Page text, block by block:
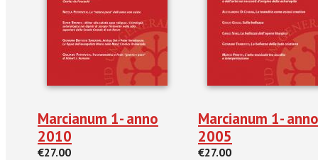
Marcianum 1- anno
2010
€27.00
Marcianum 1- anno
2005
€27.00